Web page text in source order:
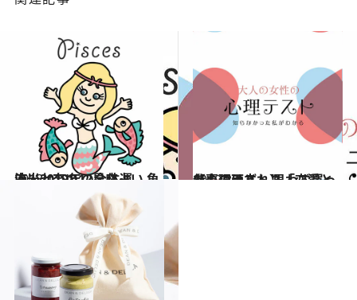
2018.12.14
流光七奈の12星座占い 魚座・2019年の全体運
占い 2019.8.4
【心理テスト】「恋愛と仕事の両立」 思わず買ったものはどれ？
占い